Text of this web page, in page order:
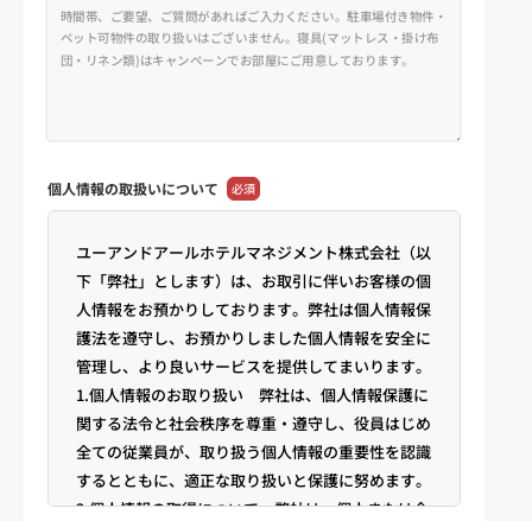
個人情報の取扱いについて 必須
ユーアンドアールホテルマネジメント株式会社（以
下「弊社」とします）は、お取引に伴いお客様の個
人情報をお預かりしております。弊社は個人情報保
護法を遵守し、お預かりしました個人情報を安全に
管理し、より良いサービスを提供してまいります。
1.個人情報のお取り扱い 弊社は、個人情報保護に
関する法令と社会秩序を尊重・遵守し、役員はじめ
全ての従業員が、取り扱う個人情報の重要性を認識
するとともに、適正な取り扱いと保護に努めます。
2.個人情報の取得について 弊社は、個人または企